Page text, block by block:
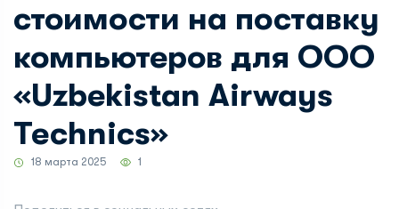
стоимости на поставку
компьютеров для ООО
«Uzbekistan Airways
Technics»
18 марта 2025 1